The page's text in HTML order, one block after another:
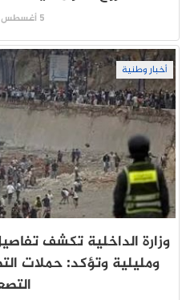
5 أغسطس 2026
أخبار وطنية
وزارة الداخلية تكشف
ومليلية وتؤكد: حملات